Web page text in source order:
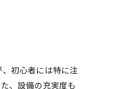
初心者には特に注
、設備の充実度も